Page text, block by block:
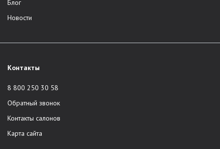
Блог
Новости
Контакты
8 800 250 30 58
Обратный звонок
Контакты салонов
Карта сайта